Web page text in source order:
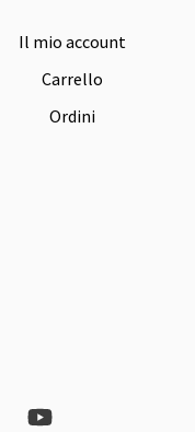
Il mio account
Carrello
Ordini
Y